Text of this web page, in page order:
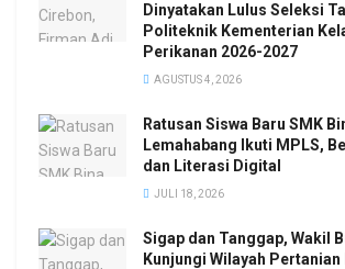
Dinyatakan Lulus Seleksi
Politeknik Kementerian
Perikanan 2026-2027
AGUSTUS 4, 2026
Ratusan Siswa Baru SMK
Lemahabang Ikuti MPLS,
dan Literasi Digital
JULI 18, 2026
Sigap dan Tanggap, Wakil
Kunjungi Wilayah Pertanian